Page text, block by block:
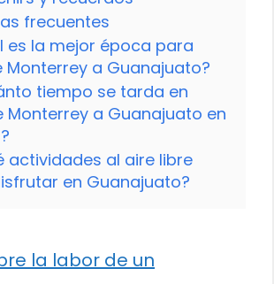
frecuentes
es la mejor época para
Monterrey a Guanajuato?
tiempo se tarda en
Monterrey a Guanajuato en
actividades al aire libre
en Guanajuato?
la labor de un